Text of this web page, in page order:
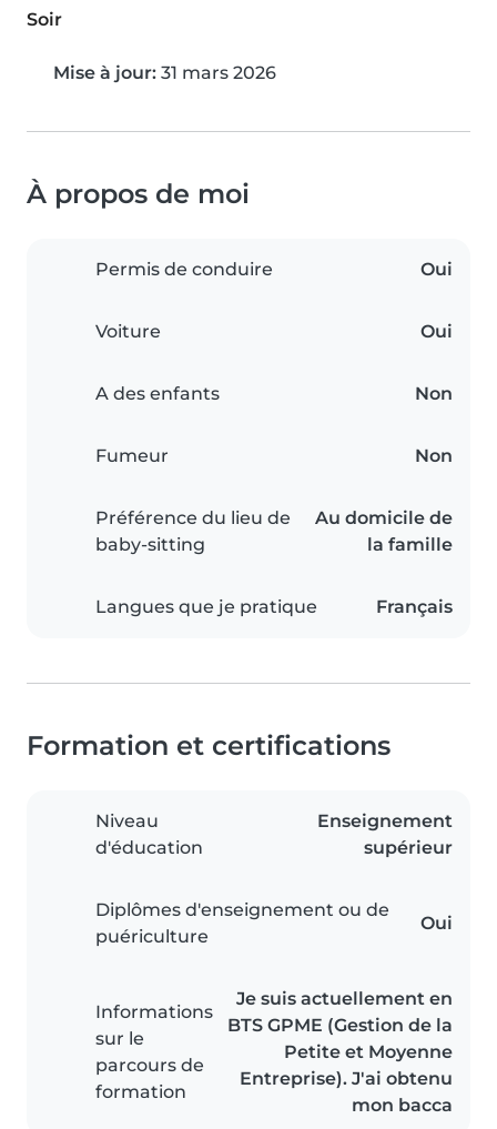
Soir
Mise à jour: 31 mars 2026
À propos de moi
Permis de conduire Oui
Voiture Oui
A des enfants Non
Fumeur Non
Préférence du lieu de
baby-sitting
Au domicile de
la famille
Langues que je pratique Français
Formation et certifications
Niveau
d'éducation
Enseignement
supérieur
Diplômes d'enseignement ou de
puériculture
Oui
Informations
sur le
parcours de
formation
Je suis actuellement en
BTS GPME (Gestion de la
Petite et Moyenne
Entreprise). J'ai obtenu
mon bacca